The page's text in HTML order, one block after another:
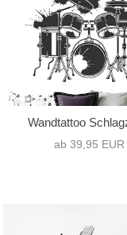
Wandtattoo
ab 39,95 EUR